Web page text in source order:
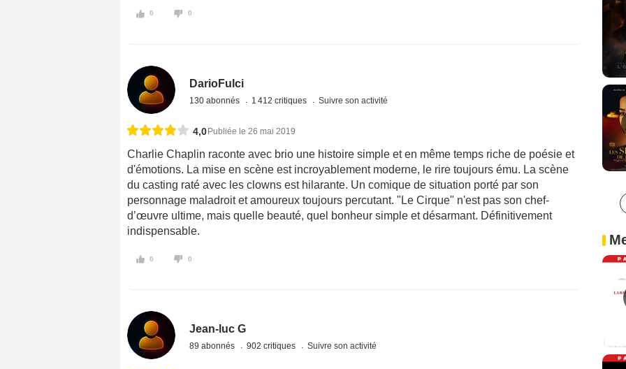
0 0
DarioFulci
130 abonnés 1 412 critiques Suivre son activité
4,0Publiée le 26 mai 2019
Charlie Chaplin raconte avec brio une histoire simple et en même temps riche de poésie et
d'émotions. La mise en scène est incroyablement moderne, le rire toujours ému. La scène
du casting raté avec les clowns est hilarante. Un comique de situation porté par son
personnage maladroit et amoureux toujours percutant. "Le Cirque" n'est pas son chef-
d’œuvre ultime, mais quelle beauté, quel bonheur simple et désarmant. Définitivement
indispensable.
0 0
Jean-luc G
89 abonnés 902 critiques Suivre son activité